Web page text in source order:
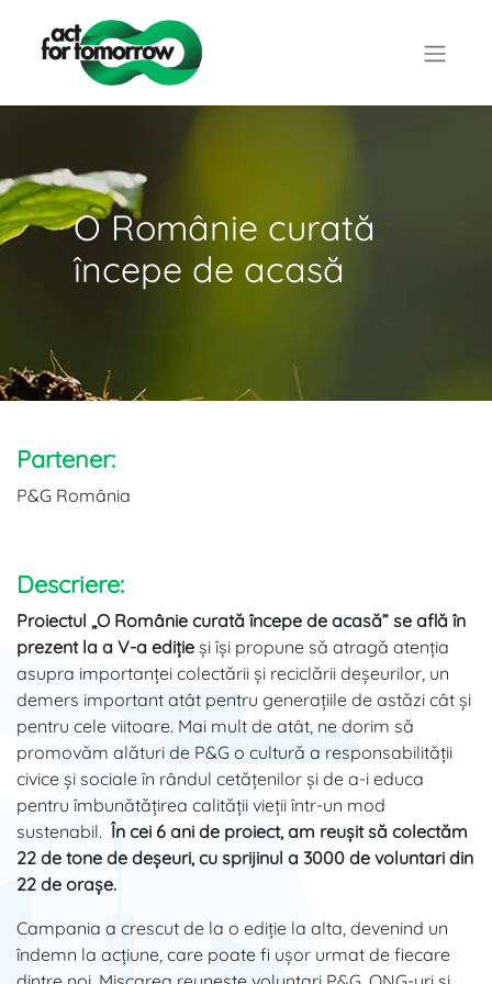
O Românie curată
începe de acasă
Partener:
P&G România
Descriere:
Proiectul „O Românie curată începe de acasă” se află în
prezent la a V-a ediție și își propune să atragă atenția
asupra importanței colectării și reciclării deșeurilor, un
demers important atât pentru generațiile de astăzi cât și
pentru cele viitoare. Mai mult de atât, ne dorim să
promovăm alături de P&G o cultură a responsabilității
civice și sociale în rândul cetățenilor și de a-i educa
pentru îmbunătățirea calității vieții într-un mod
sustenabil. În cei 6 ani de proiect, am reușit să colectăm
22 de tone de deșeuri, cu sprijinul a 3000 de voluntari din
22 de orașe.
Campania a crescut de la o ediție la alta, devenind un
îndemn la acțiune, care poate fi ușor urmat de fiecare